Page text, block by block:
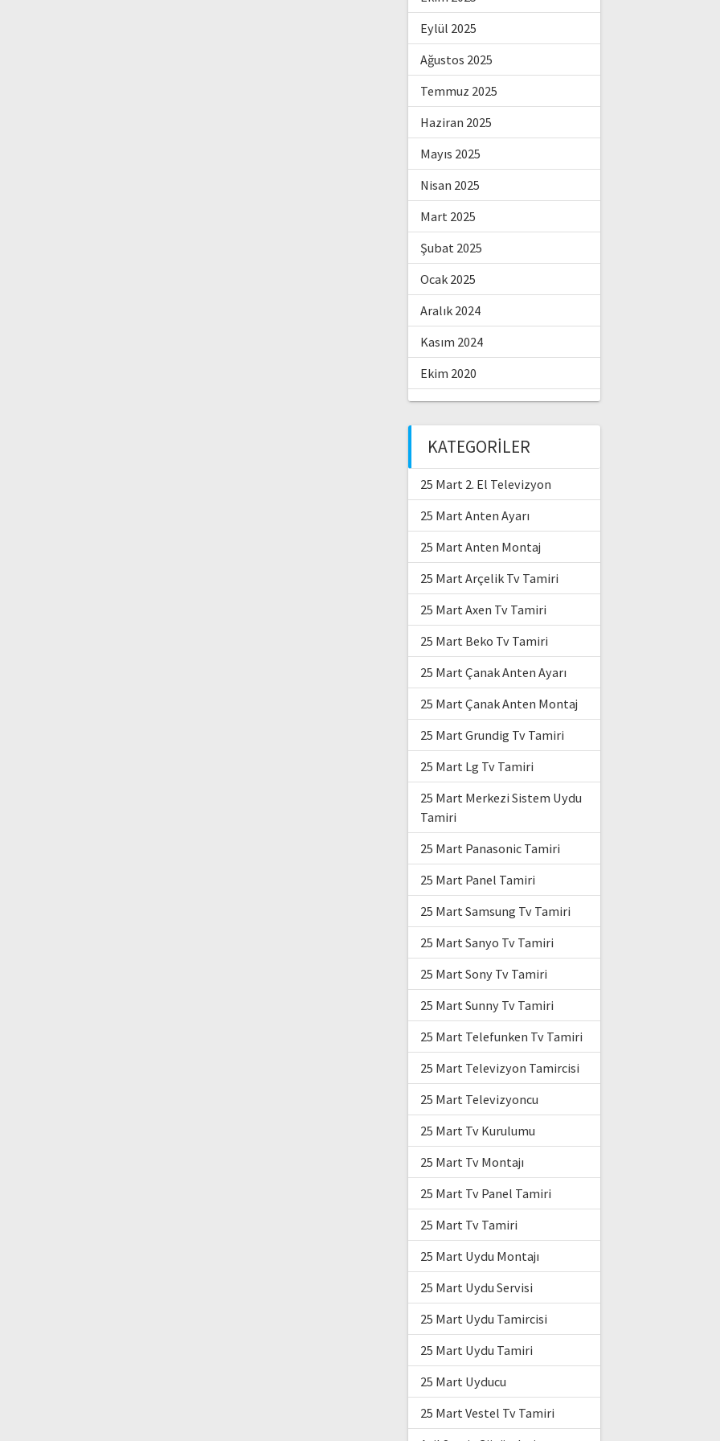
Eylül 2025
Ağustos 2025
Temmuz 2025
Haziran 2025
Mayıs 2025
Nisan 2025
Mart 2025
Şubat 2025
Ocak 2025
Aralık 2024
Kasım 2024
Ekim 2020
KATEGORILER
25 Mart 2. El Televizyon
25 Mart Anten Ayarı
25 Mart Anten Montaj
25 Mart Arçelik Tv Tamiri
25 Mart Axen Tv Tamiri
25 Mart Beko Tv Tamiri
25 Mart Çanak Anten Ayarı
25 Mart Çanak Anten Montaj
25 Mart Grundig Tv Tamiri
25 Mart Lg Tv Tamiri
25 Mart Merkezi Sistem Uydu
Tamiri
25 Mart Panasonic Tamiri
25 Mart Panel Tamiri
25 Mart Samsung Tv Tamiri
25 Mart Sanyo Tv Tamiri
25 Mart Sony Tv Tamiri
25 Mart Sunny Tv Tamiri
25 Mart Telefunken Tv Tamiri
25 Mart Televizyon Tamircisi
25 Mart Televizyoncu
25 Mart Tv Kurulumu
25 Mart Tv Montajı
25 Mart Tv Panel Tamiri
25 Mart Tv Tamiri
25 Mart Uydu Montajı
25 Mart Uydu Servisi
25 Mart Uydu Tamircisi
25 Mart Uydu Tamiri
25 Mart Uyducu
25 Mart Vestel Tv Tamiri